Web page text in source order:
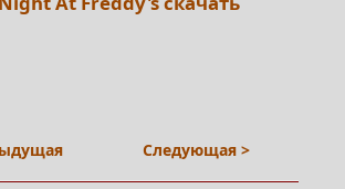
Следующая >